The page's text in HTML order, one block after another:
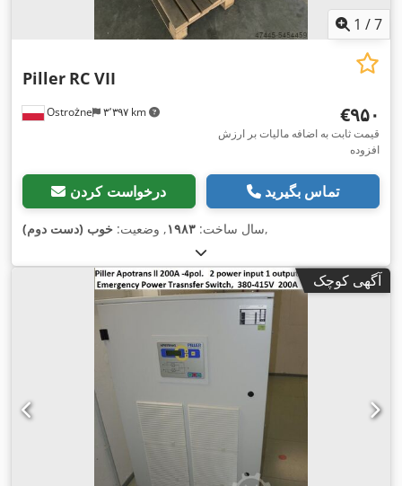
1 /7
Ostrożne ۳٬۳۹۷ km
Piller RC VII
‎€۹۵۰
قیمت ثابت به اضافه مالیات بر ارزش
افزوده
درخواست کردن تماس بگیرید
سال ساخت: ۱۹۸۳, وضعیت: خوب (دست دوم) ,
آگهی کوچک